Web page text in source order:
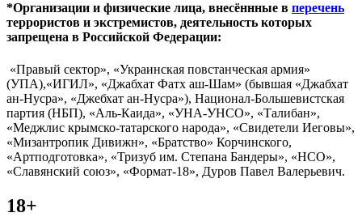
*Организации и физические лица, внесённные в перечень
террористов и экстремистов, деятельность которых
запрещена в Российской Федерации:
«Правый сектор», «Украинская повстанческая армия»
(УПА),«ИГИЛ», «Джабхат Фатх аш-Шам» (бывшая «Джабхат
ан-Нусра», «Джебхат ан-Нусра»), Национал-Большевистская
партия (НБП), «Аль-Каида», «УНА-УНСО», «Талибан»,
«Меджлис крымско-татарского народа», «Свидетели Иеговы»,
«Мизантропик Дивижн», «Братство» Корчинского,
«Артподготовка», «Тризуб им. Степана Бандеры», «НСО»,
«Славянский союз», «Формат-18», Дуров Павел Валерьевич.
18+